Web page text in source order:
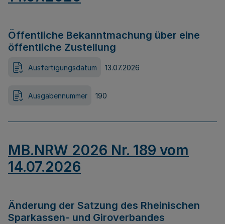
Öffentliche Bekanntmachung über eine
öffentliche Zustellung
Ausfertigungsdatum 13.07.2026
Ausgabennummer 190
MB.NRW 2026 Nr. 189 vom
14.07.2026
Änderung der Satzung des Rheinischen
Sparkassen- und Giroverbandes